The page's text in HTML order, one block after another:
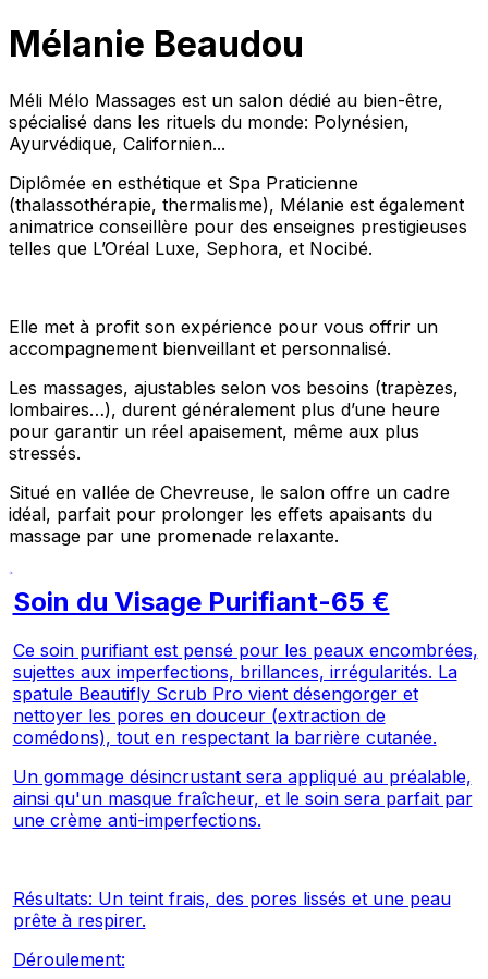
Mélanie Beaudou
Méli Mélo Massages est un salon dédié au bien-être,
spécialisé dans les rituels du monde: Polynésien,
Ayurvédique, Californien...
Diplômée en esthétique et Spa Praticienne
(thalassothérapie, thermalisme), Mélanie est également
animatrice conseillère pour des enseignes prestigieuses
telles que L’Oréal Luxe, Sephora, et Nocibé.
Elle met à profit son expérience pour vous offrir un
accompagnement bienveillant et personnalisé.
Les massages, ajustables selon vos besoins (trapèzes,
lombaires…), durent généralement plus d’une heure
pour garantir un réel apaisement, même aux plus
stressés.
Situé en vallée de Chevreuse, le salon offre un cadre
idéal, parfait pour prolonger les effets apaisants du
massage par une promenade relaxante.
Soin du Visage Purifiant-65 €
Ce soin purifiant est pensé pour les peaux encombrées,
sujettes aux imperfections, brillances, irrégularités. La
spatule Beautifly Scrub Pro vient désengorger et
nettoyer les pores en douceur (extraction de
comédons), tout en respectant la barrière cutanée.
Un gommage désincrustant sera appliqué au préalable,
ainsi qu'un masque fraîcheur, et le soin sera parfait par
une crème anti-imperfections.
Résultats: Un teint frais, des pores lissés et une peau
prête à respirer.
Déroulement: